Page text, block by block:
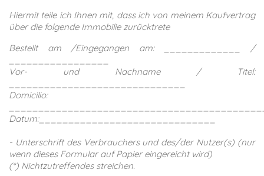
Hiermit teile ich Ihnen mit, dass ich von meinem Kaufvertrag
über die folgende Immobilie zurücktrete
Bestellt am /Eingegangen am:
_____________ /
Vor- und Nachname / Titel:
Domicilio:
Datum:______________________________
- Unterschrift des Verbrauchers und des/der Nutzer(s) (nur
wenn dieses Formular auf Papier eingereicht wird)
(*) Nichtzutreffendes streichen.